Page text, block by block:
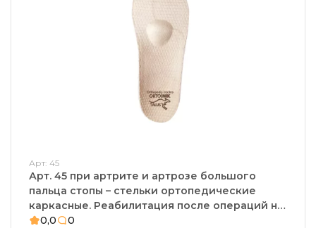
Арт: 45
Арт. 45 при артрите и артрозе большого
пальца стопы – стельки ортопедические
каркасные. Реабилитация после операций на
большом пальце, натоптыши
0,0 0